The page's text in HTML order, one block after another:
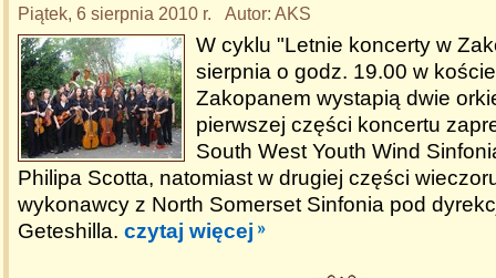
Piątek, 6 sierpnia 2010 r. Autor: AKS
W cyklu "Letnie koncerty w
sierpnia o godz. 19.00 w
Zakopanem wystapią dwie
pierwszej części koncertu
South West Youth Wind
Philipa Scotta, natomiast w drugiej części
wykonawcy z North Somerset Sinfonia pod
Geteshilla. czytaj więcej